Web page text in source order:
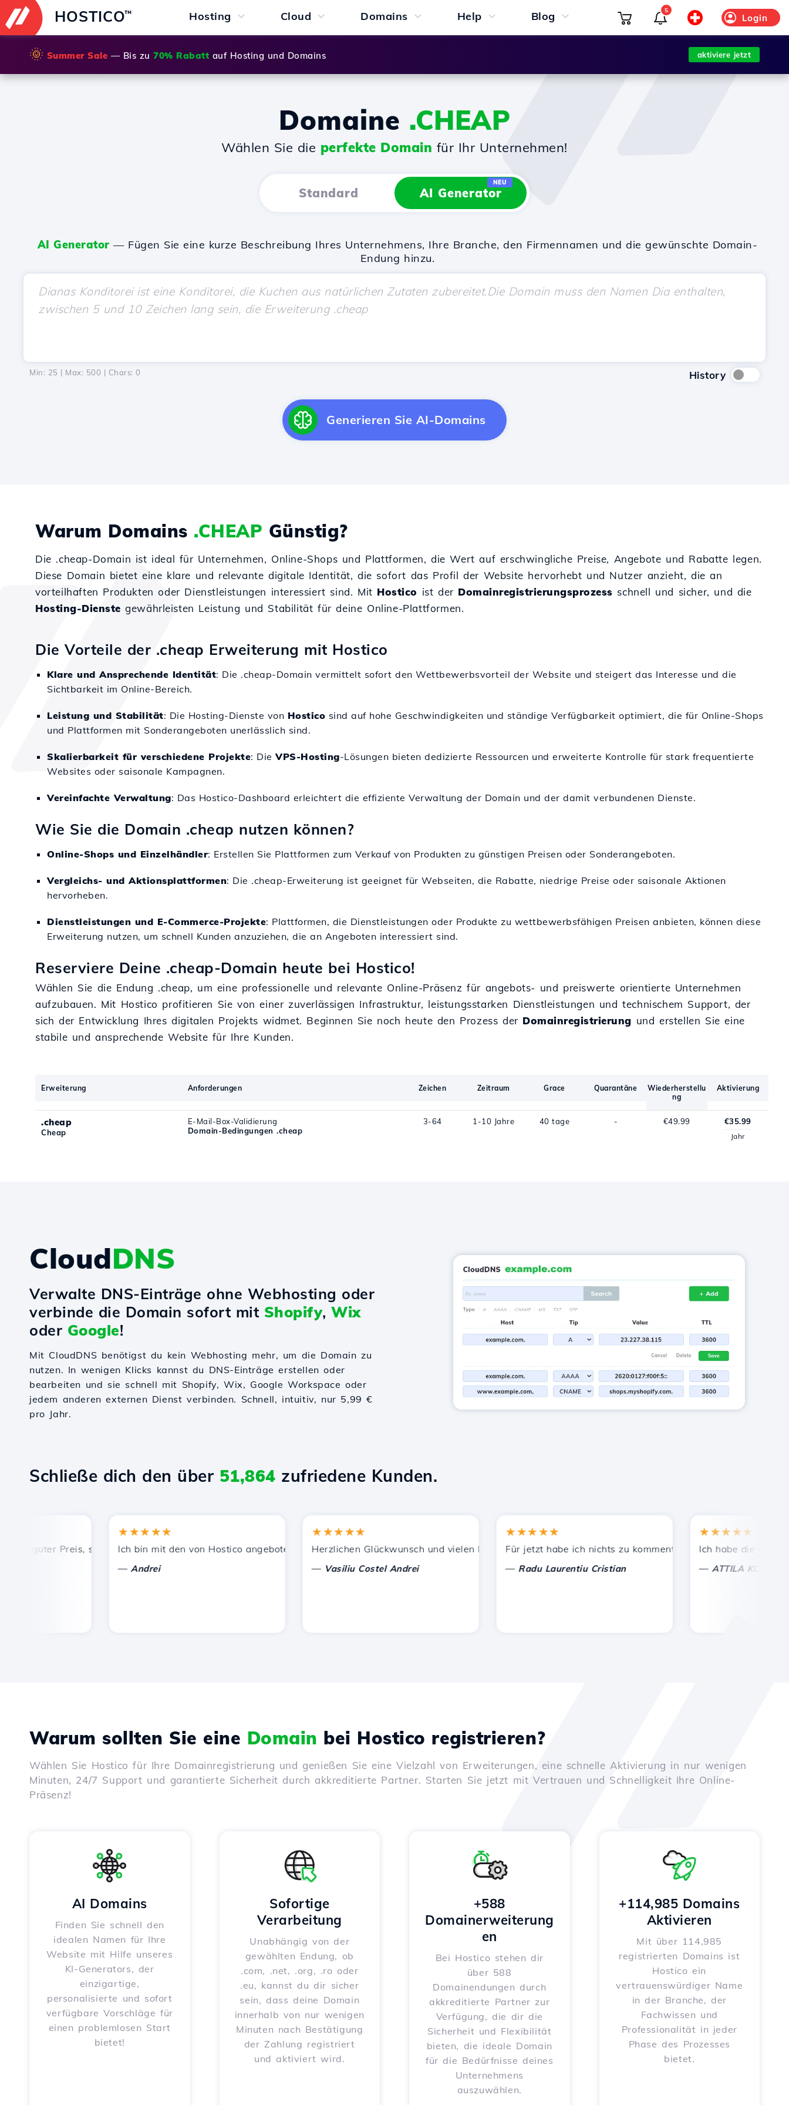
HOSTICO™ Hosting Cloud Domains Help Blog Login
5
🌞 Summer Sale — Bis zu 70% Rabatt auf Hosting und Domains aktiviere jetzt
Domaine .CHEAP
Wählen Sie die perfekte Domain für Ihr Unternehmen!
Standard AI Generator
NEU
AI Generator — Fügen Sie eine kurze Beschreibung Ihres Unternehmens, Ihre Branche, den Firmennamen und die gewünschte Domain-
Endung hinzu.
Min: 25 | Max: 500 | Chars: 0 History
Generieren Sie AI-Domains
Warum Domains .CHEAP Günstig?
Die .cheap-Domain ist ideal für Unternehmen, Online-Shops und Plattformen, die Wert auf erschwingliche Preise, Angebote und Rabatte legen.
Diese Domain bietet eine klare und relevante digitale Identität, die sofort das Profil der Website hervorhebt und Nutzer anzieht, die an
vorteilhaften Produkten oder Dienstleistungen interessiert sind. Mit Hostico ist der Domainregistrierungsprozess schnell und sicher, und die
Hosting-Dienste gewährleisten Leistung und Stabilität für deine Online-Plattformen.
Die Vorteile der .cheap Erweiterung mit Hostico
Klare und Ansprechende Identität: Die .cheap-Domain vermittelt sofort den Wettbewerbsvorteil der Website und steigert das Interesse und die
Sichtbarkeit im Online-Bereich.
Leistung und Stabilität: Die Hosting-Dienste von Hostico sind auf hohe Geschwindigkeiten und ständige Verfügbarkeit optimiert, die für Online-Shops
und Plattformen mit Sonderangeboten unerlässlich sind.
Skalierbarkeit für verschiedene Projekte: DieVPS-Hosting-Lösungen bieten dedizierte Ressourcen und erweiterte Kontrolle für stark frequentierte
Websites oder saisonale Kampagnen.
Vereinfachte Verwaltung: Das Hostico-Dashboard erleichtert die effiziente Verwaltung der Domain und der damit verbundenen Dienste.
Wie Sie die Domain .cheap nutzen können?
Online-Shops und Einzelhändler: Erstellen Sie Plattformen zum Verkauf von Produkten zu günstigen Preisen oder Sonderangeboten.
Vergleichs- und Aktionsplattformen: Die .cheap-Erweiterung ist geeignet für Webseiten, die Rabatte, niedrige Preise oder saisonale Aktionen
hervorheben.
Dienstleistungen und E-Commerce-Projekte: Plattformen, die Dienstleistungen oder Produkte zu wettbewerbsfähigen Preisen anbieten, können diese
Erweiterung nutzen, um schnell Kunden anzuziehen, die an Angeboten interessiert sind.
Reserviere Deine .cheap-Domain heute bei Hostico!
Wählen Sie die Endung .cheap, um eine professionelle und relevante Online-Präsenz für angebots- und preiswerte orientierte Unternehmen
aufzubauen. Mit Hostico profitieren Sie von einer zuverlässigen Infrastruktur, leistungsstarken Dienstleistungen und technischem Support, der
sich der Entwicklung Ihres digitalen Projekts widmet. Beginnen Sie noch heute den Prozess der Domainregistrierung und erstellen Sie eine
stabile und ansprechende Website für Ihre Kunden.
Erweiterung Anforderungen Zeichen Zeitraum Grace Quarantäne
Wiederherstellu
ng
Aktivierung
.cheap
Cheap
E-Mail-Box-Validierung
Domain-Bedingungen .cheap
3-64 1-10 Jahre 40 tage - €49.99 €35.99
Jahr
CloudDNS
Verwalte DNS-Einträge ohne Webhosting oder
verbinde die Domain sofort mit Shopify, Wix
oder Google!
Mit CloudDNS benötigst du kein Webhosting mehr, um die Domain zu
nutzen. In wenigen Klicks kannst du DNS-Einträge erstellen oder
bearbeiten und sie schnell mit Shopify, Wix, Google Workspace oder
jedem anderen externen Dienst verbinden. Schnell, intuitiv, nur 5,99 €
pro Jahr.
Schließe dich den über 51,864 zufriedene Kunden.
guter Preis, schnelle und effiziente technische Unterstützung.
★★★★★
Ich bin mit den von Hostico angebotenen Dienstleistungen zufrieden. Ich habe Sie anderen Bekannten empfohlen.
Andrei
★★★★★
Herzlichen Glückwunsch und vielen Dank für die geleistete Unterstützung!
Vasiliu Costel Andrei
★★★★★
Für jetzt habe ich nichts zu kommentieren, nur um zu schätzen.
Radu Laurentiu Cristian
★★★★★
Ich habe die richtige
ATTILA KOLES
Warum sollten Sie eine Domain bei Hostico registrieren?
Wählen Sie Hostico für Ihre Domainregistrierung und genießen Sie eine Vielzahl von Erweiterungen, eine schnelle Aktivierung in nur wenigen
Minuten, 24/7 Support und garantierte Sicherheit durch akkreditierte Partner. Starten Sie jetzt mit Vertrauen und Schnelligkeit Ihre Online-
Präsenz!
AI Domains
Finden Sie schnell den
idealen Namen für Ihre
Website mit Hilfe unseres
KI-Generators, der
einzigartige,
personalisierte und sofort
verfügbare Vorschläge für
einen problemlosen Start
bietet!
Sofortige
Verarbeitung
Unabhängig von der
gewählten Endung, ob
.com, .net, .org, .ro oder
.eu, kannst du dir sicher
sein, dass deine Domain
innerhalb von nur wenigen
Minuten nach Bestätigung
der Zahlung registriert
und aktiviert wird.
+588
Domainerweiterung
en
Bei Hostico stehen dir
über 588
Domainendungen durch
akkreditierte Partner zur
Verfügung, die dir die
Sicherheit und Flexibilität
bieten, die ideale Domain
für die Bedürfnisse deines
Unternehmens
auszuwählen.
+114,985 Domains
Aktivieren
Mit über 114,985
registrierten Domains ist
Hostico ein
vertrauenswürdiger Name
in der Branche, der
Fachwissen und
Professionalität in jeder
Phase des Prozesses
bietet.